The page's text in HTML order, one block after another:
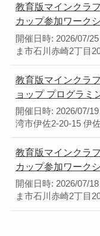
教育版マインクラ
カップ参加ワーク
開催日時: 2026/07/
ま市石川赤崎2丁目
教育版マインクラ
ョップ プログラミ
開催日時: 2026/07/
湾市伊佐2-20-15 伊
教育版マインクラ
カップ参加ワーク
開催日時: 2026/07/
ま市石川赤崎2丁目